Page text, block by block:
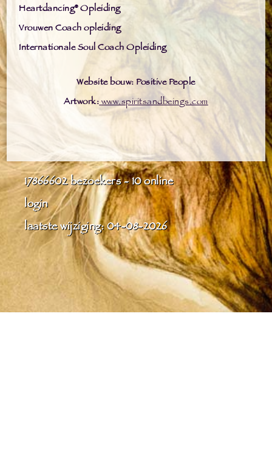
Heartdancing® Opleiding
Vrouwen Coach opleiding
Internationale Soul Coach Opleiding
Website bouw: Positive People
Artwork:www.spiritsandbeings.com
17866602bezoekers - 10 online
login
laatste wijziging: 04-08-2026